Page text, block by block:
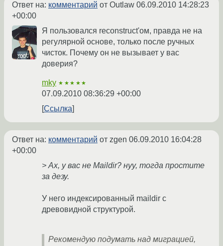
Ответ на: комментарий от Outlaw 06.09.2010 14:28:23
+00:00
Я пользовался reconstruct'ом, правда не на
регулярной основе, только после ручных
чисток. Почему он не вызывает у вас
доверия?
mky ★★★★★
07.09.2010 08:36:29 +00:00
Ссылка
Ответ на: комментарий от zgen 06.09.2010 16:04:28
+00:00
> Ах, у вас не Maildir? нуу, тогда простите
за дезу.
У него индексированный maildir с
древовидной структурой.
Рекомендую подумать над миграцией,